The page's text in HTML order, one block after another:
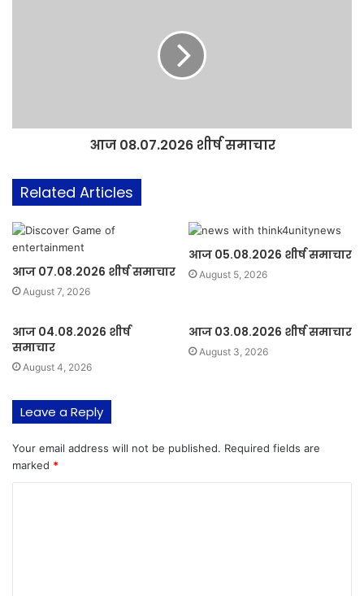
आज 08.07.2026 शीर्ष समाचार
Related Articles
आज 07.08.2026 शीर्ष समाचार
August 7, 2026
आज 05.08.2026 शीर्ष समाचार
August 5, 2026
आज 04.08.2026 शीर्ष
समाचार
August 4, 2026
आज 03.08.2026 शीर्ष समाचार
August 3, 2026
Leave a Reply
Your email address will not be published. Required fields are
marked *